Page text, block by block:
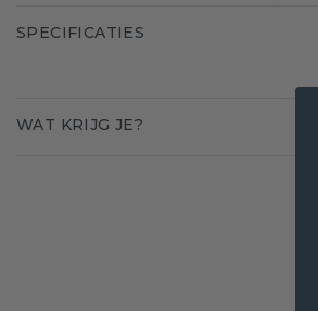
SPECIFICATIES
WAT KRIJG JE?